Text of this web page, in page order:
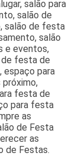
salão para
salão de
salão de festa
salão
e eventos,
de festa de
espaço para
festa de
para festa
as
de Festa
as
de Festas.